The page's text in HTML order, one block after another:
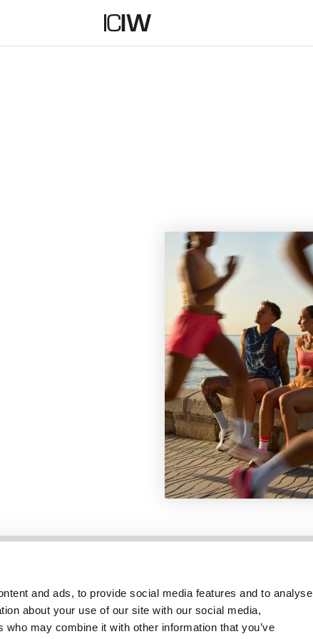
and ads, to provide social media features and to analyse
about your use of our site with our social media,
may combine it with other information that you’ve